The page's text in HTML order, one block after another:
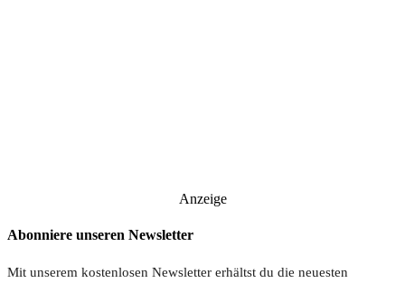
Anzeige
Abonniere unseren Newsletter
Mit unserem kostenlosen Newsletter erhältst du die neuesten